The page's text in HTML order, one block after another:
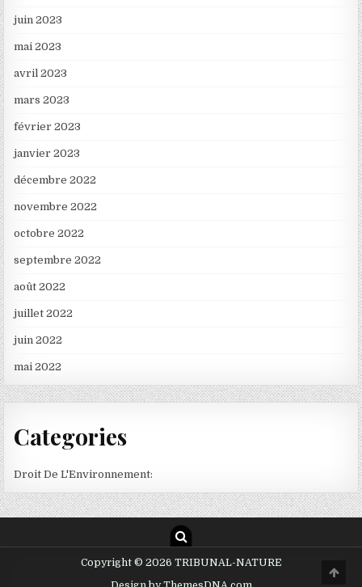
juin 2023
mai 2023
avril 2023
mars 2023
février 2023
janvier 2023
décembre 2022
novembre 2022
octobre 2022
septembre 2022
août 2022
juillet 2022
juin 2022
mai 2022
Categories
Droit De L'Environnement:
Copyright © 2026 TRIBUNAL-NATURE